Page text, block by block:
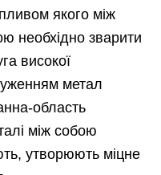
якого між
необхідно зварити
високої
метал
область
між собою
утворюють міцне